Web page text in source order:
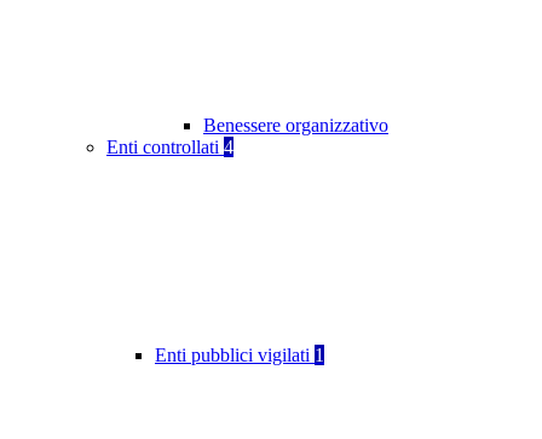
Benessere organizzativo
Enti controllati 4
Enti pubblici vigilati 1